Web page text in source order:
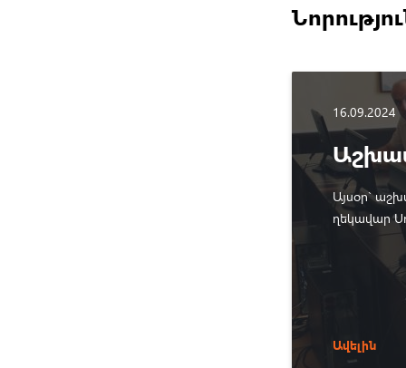
16.09.2024
Այսօր`
ղեկավար
հետ
Ավելին